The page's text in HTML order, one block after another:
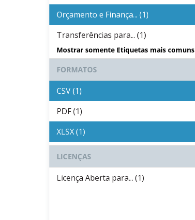
Orçamento e Finança... (1)
Transferências para... (1)
Mostrar somente Etiquetas mais comuns
FORMATOS
CSV (1)
PDF (1)
XLSX (1)
LICENÇAS
Licença Aberta para... (1)